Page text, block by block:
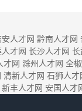
安人才网 黔南人才网
才网 长沙人才网 长
才网 滁州人才网 全
清新人才网 石狮人才
新丰人才网 安国人才